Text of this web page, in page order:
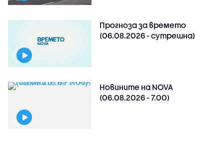
Прогноза за времето
(06.08.2026 - сутрешна)
Новините на NOVA
(06.08.2026 - 7.00)